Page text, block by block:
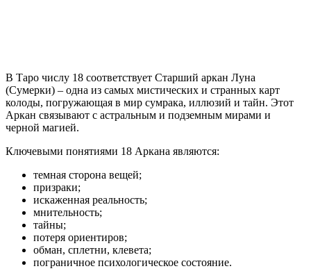
В Таро числу 18 соответствует Старший аркан Луна
(Сумерки) – одна из самых мистических и странных карт
колоды, погружающая в мир сумрака, иллюзий и тайн. Этот
Аркан связывают с астральным и подземным мирами и
черной магией.
Ключевыми понятиями 18 Аркана являются:
темная сторона вещей;
призраки;
искаженная реальность;
мнительность;
тайны;
потеря ориентиров;
обман, сплетни, клевета;
пограничное психологическое состояние.